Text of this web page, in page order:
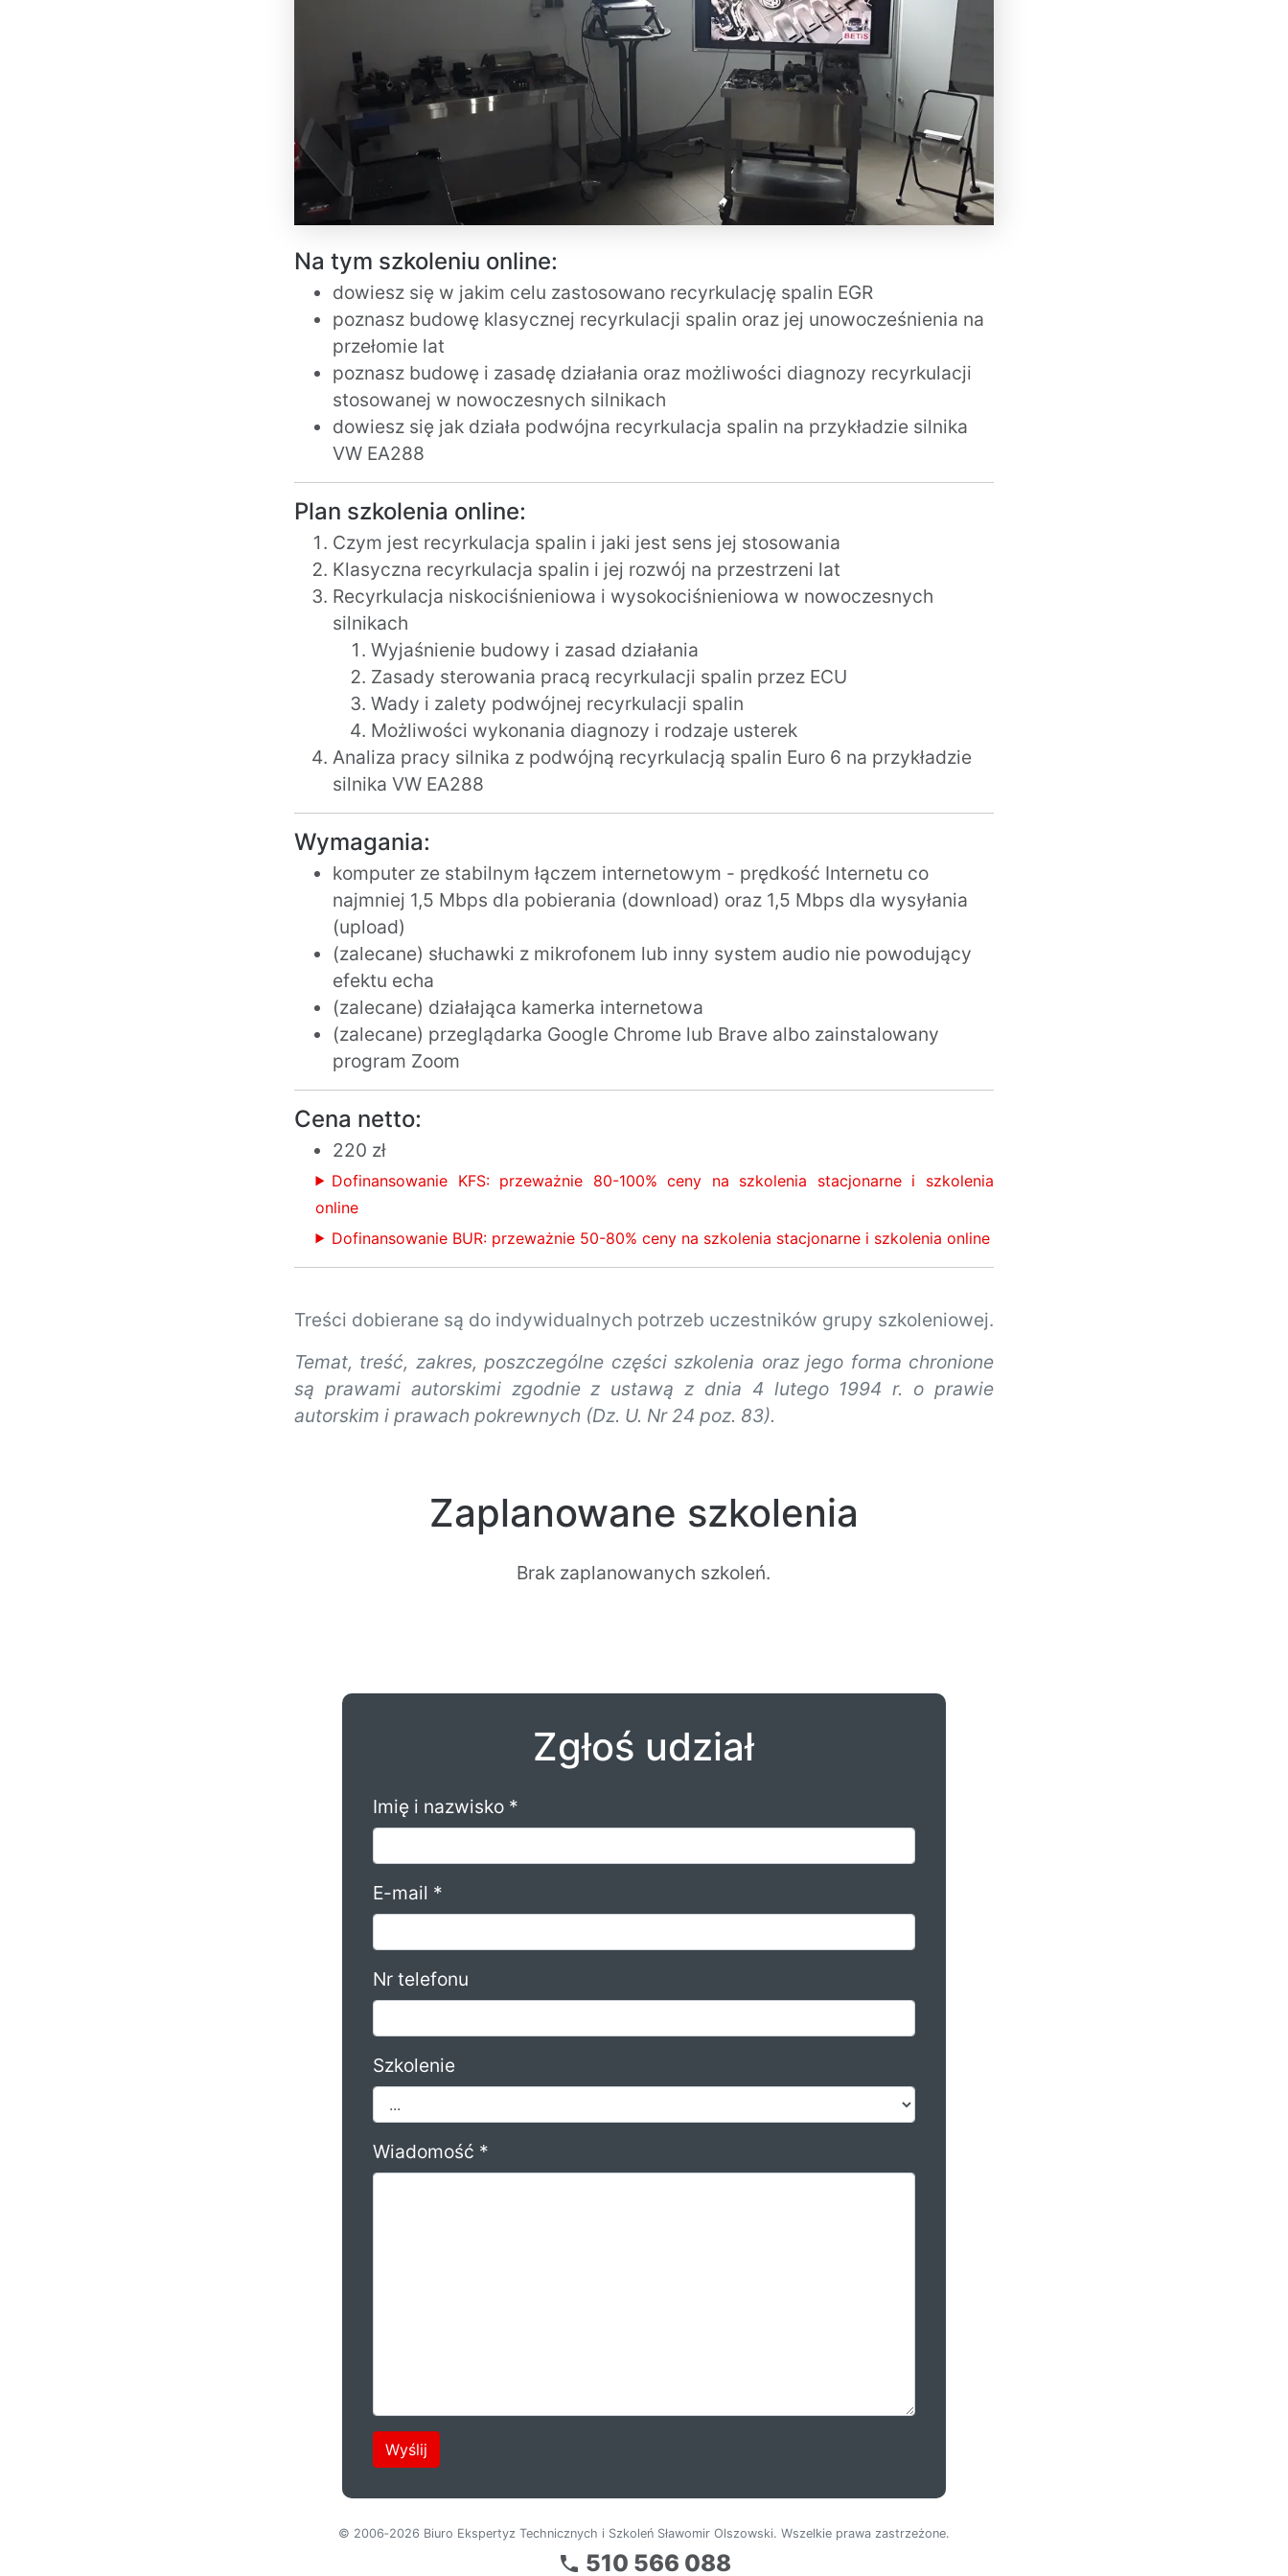
Na tym szkoleniu online:
dowiesz się w jakim celu zastosowano recyrkulację spalin EGR
poznasz budowę klasycznej recyrkulacji spalin oraz jej unowocześnienia na
przełomie lat
poznasz budowę i zasadę działania oraz możliwości diagnozy recyrkulacji
stosowanej w nowoczesnych silnikach
dowiesz się jak działa podwójna recyrkulacja spalin na przykładzie silnika
VW EA288
Plan szkolenia online:
Czym jest recyrkulacja spalin i jaki jest sens jej stosowania
Klasyczna recyrkulacja spalin i jej rozwój na przestrzeni lat
Recyrkulacja niskociśnieniowa i wysokociśnieniowa w nowoczesnych
silnikach
Wyjaśnienie budowy i zasad działania
Zasady sterowania pracą recyrkulacji spalin przez ECU
Wady i zalety podwójnej recyrkulacji spalin
Możliwości wykonania diagnozy i rodzaje usterek
Analiza pracy silnika z podwójną recyrkulacją spalin Euro 6 na przykładzie
silnika VW EA288
Wymagania:
komputer ze stabilnym łączem internetowym - prędkość Internetu co
najmniej 1,5 Mbps dla pobierania (download) oraz 1,5 Mbps dla wysyłania
(upload)
(zalecane) słuchawki z mikrofonem lub inny system audio nie powodujący
efektu echa
(zalecane) działająca kamerka internetowa
(zalecane) przeglądarka Google Chrome lub Brave albo zainstalowany
program Zoom
Cena netto:
220 zł
Dofinansowanie KFS: przeważnie 80-100% ceny na szkolenia stacjonarne i szkolenia
online
Dofinansowanie BUR: przeważnie 50-80% ceny na szkolenia stacjonarne i szkolenia online
Treści dobierane są do indywidualnych potrzeb uczestników grupy szkoleniowej.
Temat, treść, zakres, poszczególne części szkolenia oraz jego forma chronione
są prawami autorskimi zgodnie z ustawą z dnia 4 lutego 1994 r. o prawie
autorskim i prawach pokrewnych (Dz. U. Nr 24 poz. 83).
Zaplanowane szkolenia
Brak zaplanowanych szkoleń.
Zgłoś udział
Imię i nazwisko *
E-mail *
Nr telefonu
Szkolenie
Wiadomość *
© 2006‑2026 Biuro Ekspertyz Technicznych i Szkoleń Sławomir Olszowski. Wszelkie prawa zastrzeżone.
local_phone 510 566 088